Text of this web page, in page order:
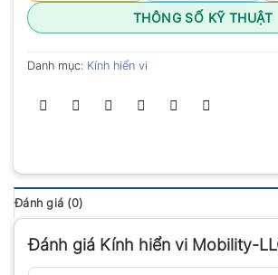
THÔNG SỐ KỸ THUẬT
Danh mục: Kính hiển vi
Đánh giá (0)
Đánh giá Kính hiển vi Mobility-